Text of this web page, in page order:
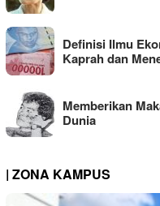
Definisi Ilmu
Kaprah dan
Memberikan
Dunia
| ZONA KAMPUS